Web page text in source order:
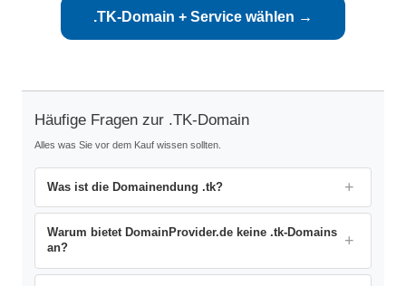
.TK-Domain + Service wählen →
Häufige Fragen zur .TK-Domain
Alles was Sie vor dem Kauf wissen sollten.
Was ist die Domainendung .tk?
Warum bietet DomainProvider.de keine .tk-Domains
an?